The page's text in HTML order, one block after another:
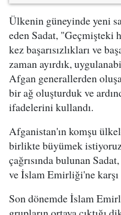
Ülkenin güneyinde yeni
eden Sadat, "Geçmişteki
kez başarısızlıkları ve
zaman ayırdık,
Afgan generallerden
bir ağ oluşturduk ve
ifadelerini kullandı.
Afganistan'ın komşu
birlikte büyümek
çağrısında bulunan
ve İslam Emirliği'ne
Son dönemde İslam